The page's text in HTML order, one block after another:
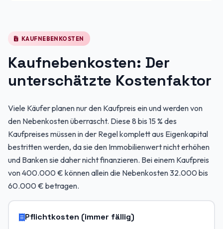
KAUFNEBENKOSTEN
Kaufnebenkosten: Der
unterschätzte Kostenfaktor
Viele Käufer planen nur den Kaufpreis ein und werden von
den Nebenkosten überrascht. Diese 8 bis 15 % des
Kaufpreises müssen in der Regel komplett aus Eigenkapital
bestritten werden, da sie den Immobilienwert nicht erhöhen
und Banken sie daher nicht finanzieren. Bei einem Kaufpreis
von 400.000 € können allein die Nebenkosten 32.000 bis
60.000 € betragen.
Pflichtkosten (immer fällig)